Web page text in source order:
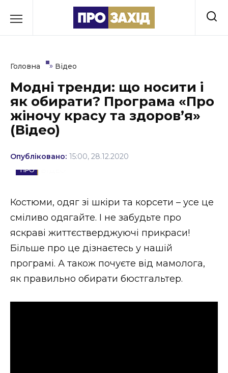
до
Культура
Освіта
Політика
Спорт
Стиль життя
Втрачений Ужгород
Втрачений Ужгород (відеоверсія)
Головна » Відео
Модні тренди: що носити і
як обирати? Програма «Про
жіночу красу та здоров’я»
(Відео)
Опубліковано: 15:00, 28.12.2020
Костюми, одяг зі шкіри та корсети – усе це
сміливо одягайте. І не забудьте про
яскраві життєстверджуючі прикраси!
Більше про це дізнаєтесь у нашій
програмі. А також почуєте від мамолога,
як правильно обирати бюстгальтер.